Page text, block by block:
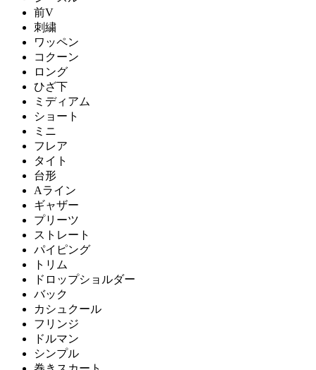
前V
刺繍
ワッペン
コクーン
ロング
ひざ下
ミディアム
ショート
ミニ
フレア
タイト
台形
Aライン
ギャザー
プリーツ
ストレート
パイピング
トリム
ドロップショルダー
バック
カシュクール
フリンジ
ドルマン
シンプル